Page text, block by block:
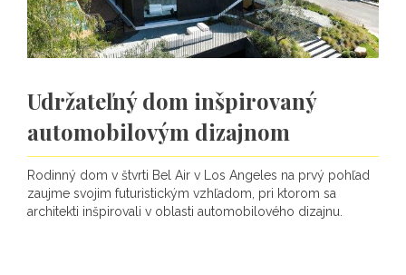
Udržateľný dom inšpirovaný
automobilovým dizajnom
Rodinný dom v štvrti Bel Air v Los Angeles na prvý pohľad
zaujme svojim futuristickým vzhľadom, pri ktorom sa
architekti inšpirovali v oblasti automobilového dizajnu.